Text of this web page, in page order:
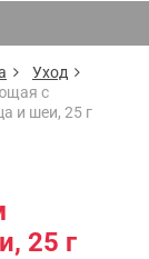
Уход
с
и шеи, 25 г
25 г